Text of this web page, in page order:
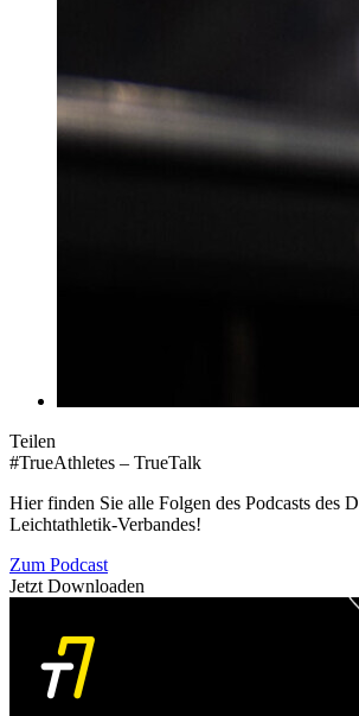
Teilen
#TrueAthletes – TrueTalk
Hier finden Sie alle Folgen des Podcasts des
Leichtathletik-Verbandes!
Zum Podcast
Jetzt Downloaden